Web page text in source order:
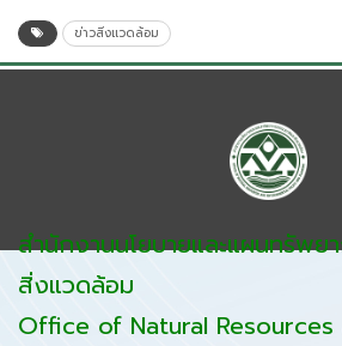
ข่าวสิ่งแวดล้อม
สำนักงานนโยบายและแผนทรัพย
สิ่งแวดล้อม
Office of Natural Resources